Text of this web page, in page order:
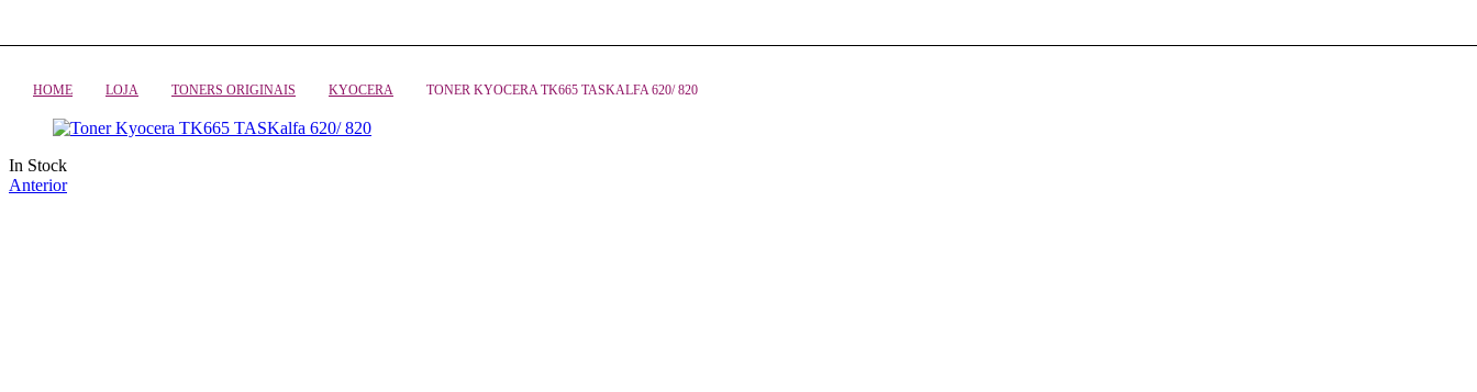
HOME LOJA TONERS ORIGINAIS KYOCERA TONER KYOCERA TK665 TASKALFA 620/ 820
Availability:
In Stock
Anterior